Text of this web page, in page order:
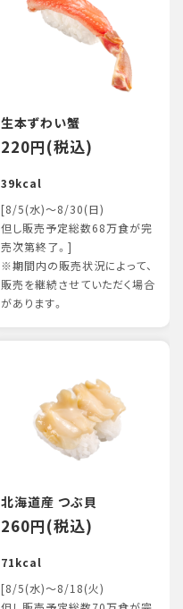
生本ずわい蟹
220円(税込)
39kcal
[8/5(水)～8/30(日)
但し販売予定総数68万食が完
売次第終了。]
※期間内の販売状況によって、
販売を継続させていただく場合
があります。
北海道産 つぶ貝
260円(税込)
71kcal
[8/5(水)～8/18(火)